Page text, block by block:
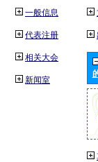
一般信息
代表注册
相关大会
新闻室